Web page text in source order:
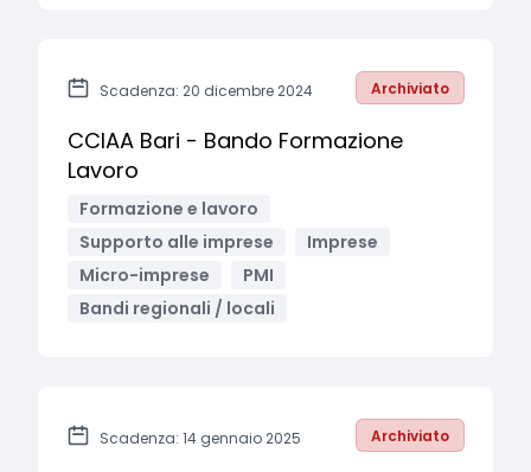
Scadenza: 20 dicembre 2024 Archiviato
CCIAA Bari - Bando Formazione
Lavoro
Formazione e lavoro
Supporto alle imprese
Imprese
Micro-imprese
PMI
Bandi regionali / locali
Scadenza: 14 gennaio 2025 Archiviato